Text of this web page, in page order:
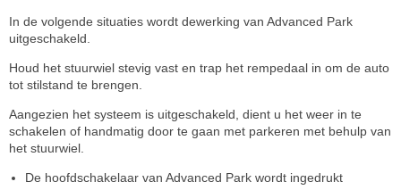
In de volgende situaties wordt dewerking van Advanced Park
uitgeschakeld.
Houd het stuurwiel stevig vast en trap het rempedaal in om de auto
tot stilstand te brengen.
Aangezien het systeem is uitgeschakeld, dient u het weer in te
schakelen of handmatig door te gaan met parkeren met behulp van
het stuurwiel.
De hoofdschakelaar van Advanced Park wordt ingedrukt